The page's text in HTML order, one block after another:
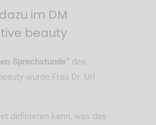
im DM
beauty
Sprechstunde“ des
wurde Frau Dr. Url
definieren kann, was das